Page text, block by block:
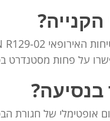
על פחות מסטנדרט
בנסיעה?
של חגורת